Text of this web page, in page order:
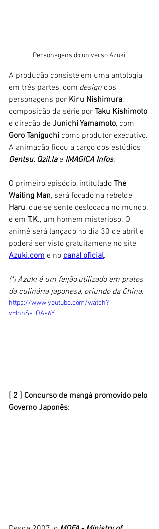
Personagens do universo Azuki.
A produção consiste em uma antologia
em três partes, com design dos
personagens por Kinu Nishimura,
composição da série por Taku Kishimoto
e direção de Junichi Yamamoto, com
Goro Taniguchi como produtor executivo.
A animação ficou a cargo dos estúdios
Dentsu, Qzil.la e IMAGICA Infos.
O primeiro episódio, intitulado The
Waiting Man, será focado na rebelde
Haru, que se sente deslocada no mundo,
e em T.K., um homem misterioso. O
animê será lançado no dia 30 de abril e
poderá ser visto gratuitamene no site
Azuki.com e no canal oficial.
(*) Azuki é um feijão utilizado em pratos
da culinária japonesa, oriundo da China.
https://www.youtube.com/watch?
v=IhhSa_OAs6Y
[ 2 ] Concurso de mangá promovido pelo
Governo Japonês: